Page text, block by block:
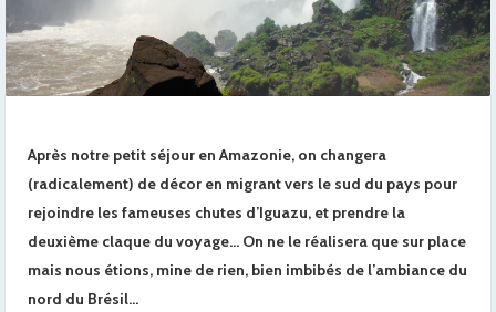
Après notre petit séjour en Amazonie, on changera
(radicalement) de décor en migrant vers le sud du pays pour
rejoindre les fameuses chutes d’Iguazu, et prendre la
deuxième claque du voyage… On ne le réalisera que sur place
mais nous étions, mine de rien, bien imbibés de l’ambiance du
nord du Brésil…